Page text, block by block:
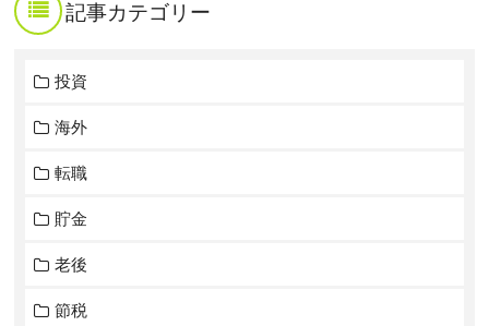
記事カテゴリー
投資
海外
転職
貯金
老後
節税